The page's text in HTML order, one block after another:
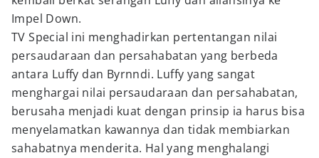
Impel Down.
TV Special ini menghadirkan pertentangan nilai
persaudaraan dan persahabatan yang berbeda
antara Luffy dan Byrnndi. Luffy yang sangat
menghargai nilai persaudaraan dan persahabatan,
berusaha menjadi kuat dengan prinsip ia harus bisa
menyelamatkan kawannya dan tidak membiarkan
sahabatnya menderita. Hal yang menghalangi